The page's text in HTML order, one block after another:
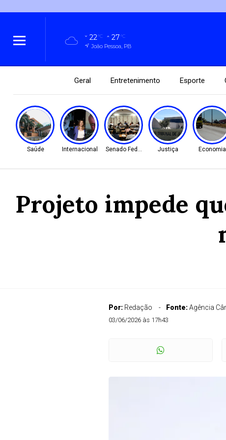
22°C 27°C
João Pessoa, PB
Geral Entretenimento Esporte
Saúde Internacional Senado Federal Justiça Economia
Projeto impede
Por: Redação Fonte:Agência
03/06/2026 às 17h43